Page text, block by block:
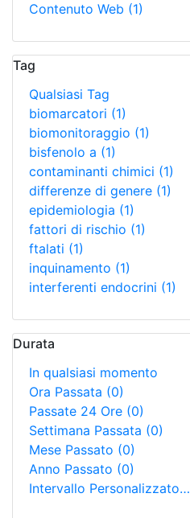
Contenuto Web (1)
Tag
Qualsiasi Tag
biomarcatori (1)
biomonitoraggio (1)
bisfenolo a (1)
contaminanti chimici (1)
differenze di genere (1)
epidemiologia (1)
fattori di rischio (1)
ftalati (1)
inquinamento (1)
interferenti endocrini (1)
Durata
In qualsiasi momento
Ora Passata (0)
Passate 24 Ore (0)
Settimana Passata (0)
Mese Passato (0)
Anno Passato (0)
Intervallo Personalizzato…